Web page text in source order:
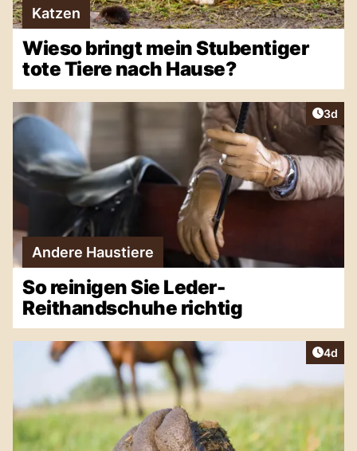
Katzen
Wieso bringt mein Stubentiger
tote Tiere nach Hause?
3d
Andere Haustiere
So reinigen Sie Leder-
Reithandschuhe richtig
4d